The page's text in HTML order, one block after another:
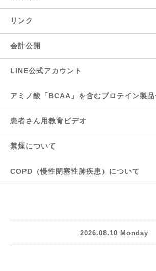
リンク
会計公開
LINE公式アカウント
アミノ酸「BCAA」を含むプロテイン製品
患者さん用教育ビデオ
禁煙について
COPD（慢性閉塞性肺疾患）について
2026.08.10 Monday